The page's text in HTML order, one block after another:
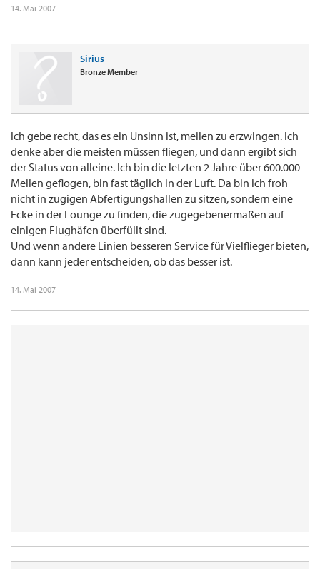
14. Mai 2007
Sirius
Bronze Member
Ich gebe recht, das es ein Unsinn ist, meilen zu erzwingen. Ich
denke aber die meisten müssen fliegen, und dann ergibt sich
der Status von alleine. Ich bin die letzten 2 Jahre über 600.000
Meilen geflogen, bin fast täglich in der Luft. Da bin ich froh
nicht in zugigen Abfertigungshallen zu sitzen, sondern eine
Ecke in der Lounge zu finden, die zugegebenermaßen auf
einigen Flughäfen überfüllt sind.
Und wenn andere Linien besseren Service für Vielflieger bieten,
dann kann jeder entscheiden, ob das besser ist.
14. Mai 2007